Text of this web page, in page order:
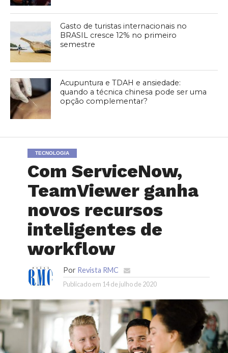
Gasto de turistas internacionais no
BRASIL cresce 12% no primeiro
semestre
Acupuntura e TDAH e ansiedade:
quando a técnica chinesa pode ser uma
opção complementar?
TECNOLOGIA
Com ServiceNow,
TeamViewer ganha
novos recursos
inteligentes de
workflow
Por Revista RMC
Publicado em 14 de julho de 2020